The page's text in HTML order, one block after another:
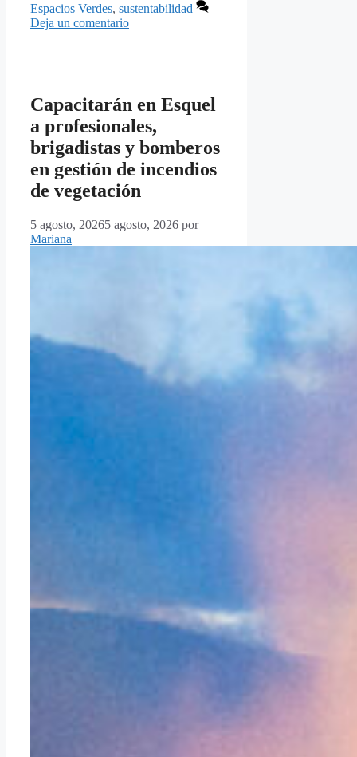
Espacios Verdes, sustentabilidad
Deja un comentario
Capacitarán en Esquel
a profesionales,
brigadistas y bomberos
en gestión de incendios
de vegetación
5 agosto, 20265 agosto, 2026 por
Mariana